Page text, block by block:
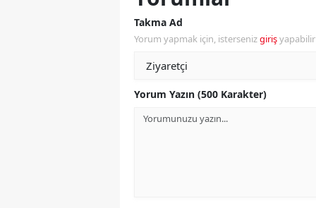
Takma Ad
Yorum yapmak için, istersenizgiriş
Yorum Yazın (500 Karakter)